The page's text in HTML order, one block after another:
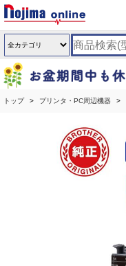
トップ プリンタ・PC周辺機器